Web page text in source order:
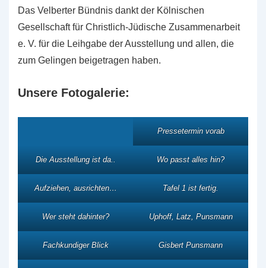
Das Velberter Bündnis dankt der Kölnischen
Gesellschaft für Christlich-Jüdische Zusammenarbeit
e. V. für die Leihgabe der Ausstellung und allen, die
zum Gelingen beigetragen haben.
Unsere Fotogalerie:
Pressetermin vorab
Die Ausstellung ist da.. Wo passt alles hin?
Aufziehen, ausrichten… Tafel 1 ist fertig.
Wer steht dahinter? Uphoff, Latz, Punsmann
Fachkundiger Blick Gisbert Punsmann